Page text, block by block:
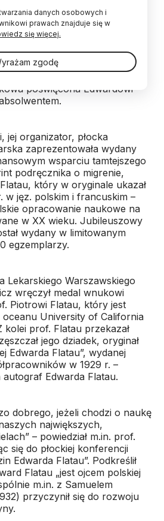
im.
Małachowskiego w Płocku -
i jednej z najstarszych w
poświęcona Edwardowi
jej organizator, płocka
zaprezentowała wydany
wsparciu tamtejszego
podręcznika o migrenie,
który w oryginale ukazał
w jęz. polskim i francuskim –
opracowanie naukowe na
w XX wieku. Jubileuszowy
wydany w limitowanym
egzemplarzy.
Lekarskiego Warszawskiego
wręczył medal wnukowi
Piotrowi Flatau, który jest
University of California
kolei prof. Flatau przekazał
jego dziadek, oryginał
Edwarda Flatau”, wydanej
w 1929 r. –
Edwarda Flatau.
dobrego, jeżeli chodzi o naukę
największych,
– powiedział m.in. prof.
się do płockiej konferencji
Edwarda Flatau”. Podkreślił
Flatau „jest ojcem polskiej
m.in. z Samuelem
przyczynił się do rozwoju
danych osobowych i
prawach znajduje się w
się więcej.
zgodę